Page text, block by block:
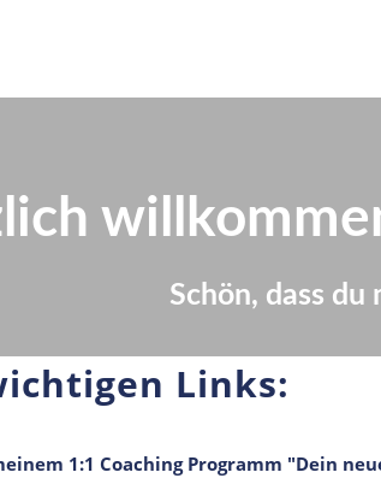
Schön, dass du
Links:
1:1 Coaching Programm "Dein